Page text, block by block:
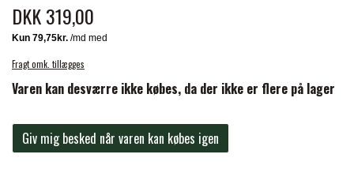
SKO & SMEDEVÆRKTØJ
MONTÉ
GALOP
PREMIER EQUINE MAGNET & INFRARØD
PREMIER EQUINE GRIMER & TRÆKTOV
PREMIER EQUINE TRENSE & TILBEHØR
FENWICK LIQUID TITANIUM®
FINNTACK
Performance SPC MaxBalance indeholder et højere Hesten får fuld
SPC-effekt ved tildeling af 1 kg Performance SPC Maxbalance.
Stimulerer kroppens egen produktion af Protein AF
Hurtigere normalisering af væskebalancen
fordøjelsen
Hesten får fuld SPC-effekt ved tildeling af 1 kg Performance
DKK 319,00
Fragt omk. tillægges
Varen kan desværre ikke købes, da der ikke er flere på lager
Giv mig besked når varen kan købes igen